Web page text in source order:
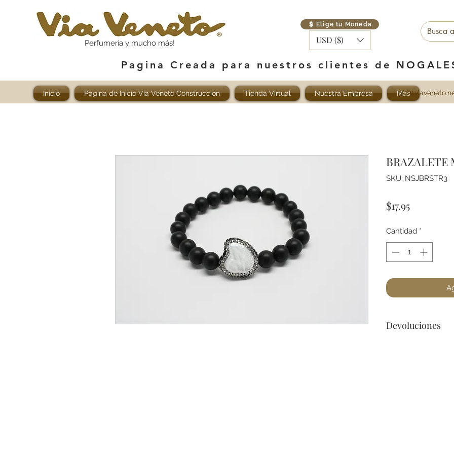
Perfumería y mucho más!
Elige tu Moneda
USD ($)
Pagina Creada para nuestros clientes de
Inicio Pagina de Inicio Via Veneto Construccion Tienda Virtual Nuestra Empresa Más
BRAZALETE
SKU: NSJBRSTR3
$17.95Precio
Cantidad *
Devoluciones